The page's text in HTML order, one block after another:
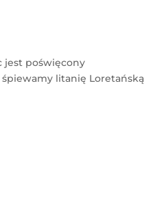
jest poświęcony
litanię Loretańską